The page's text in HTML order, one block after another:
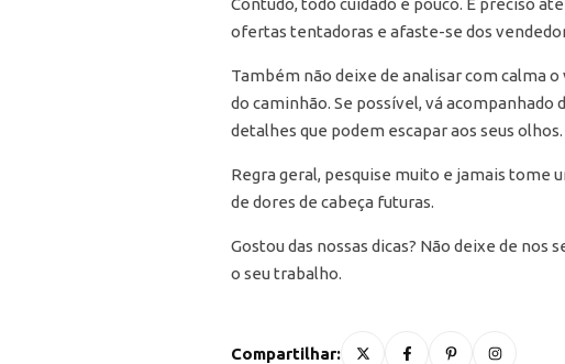
Contudo, todo cuidado é pouco. É preciso
ofertas tentadoras e afaste-se dos
Também não deixe de analisar com calma
do caminhão. Se possível, vá
detalhes que podem escapar aos seus olhos.
Regra geral, pesquise muito e jamais tome
de dores de cabeça futuras.
Gostou das nossas dicas? Não deixe de
o seu trabalho.
Compartilhar: